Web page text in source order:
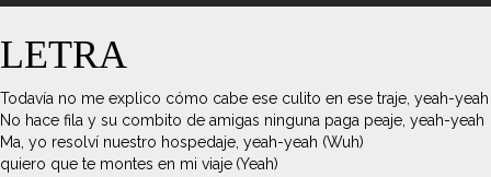
LETRA
Todavía no me explico cómo cabe ese culito en ese traje, yeah-yeah
No hace fila y su combito de amigas ninguna paga peaje, yeah-yeah
Ma, yo resolví nuestro hospedaje, yeah-yeah (Wuh)
quiero que te montes en mi viaje (Yeah)